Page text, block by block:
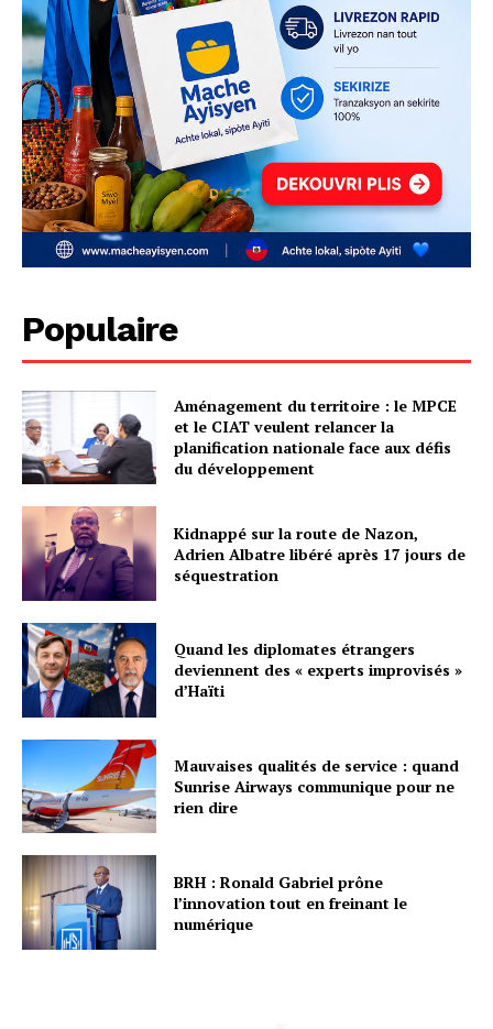
Populaire
Aménagement du territoire : le MPCE
et le CIAT veulent relancer la
planification nationale face aux défis
du développement
Kidnappé sur la route de Nazon,
Adrien Albatre libéré après 17 jours de
séquestration
Quand les diplomates étrangers
deviennent des « experts improvisés »
d’Haïti
Mauvaises qualités de service : quand
Sunrise Airways communique pour ne
rien dire
BRH : Ronald Gabriel prône
l’innovation tout en freinant le
numérique